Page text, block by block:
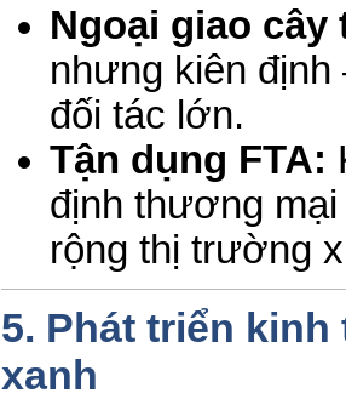
Ngoại giao cây
nhưng kiên
đối tác lớn.
Tận dụng FTA:
định thương
rộng thị trường
5. Phát triển
xanh